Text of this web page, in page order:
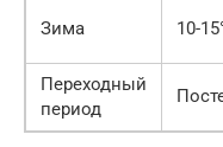
Зима 10-
Переходный
период